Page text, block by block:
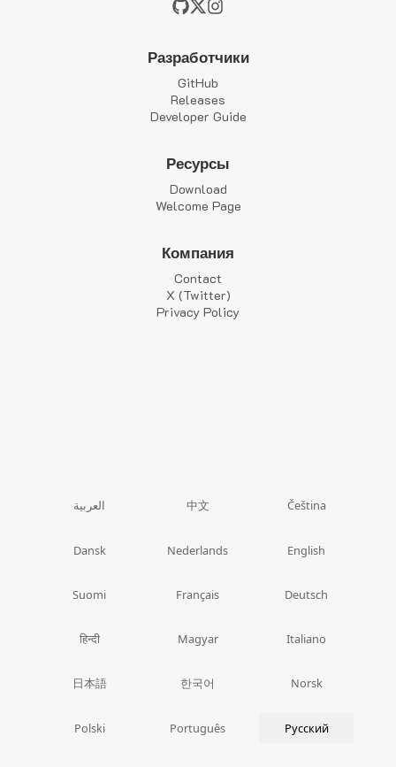
Разработчики
GitHub
Releases
Developer Guide
Ресурсы
Download
Welcome Page
Компания
Contact
X (Twitter)
Privacy Policy
العربية 中文 Čeština
Dansk Nederlands English
Suomi Français Deutsch
हिन्दी Magyar Italiano
日本語 한국어 Norsk
Polski Português Русский